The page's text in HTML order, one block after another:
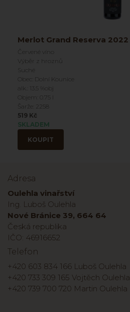
Merlot Grand Reserva 2022
Červené víno
Výběr z hroznů
Suché
Obec: Dolní Kounice
alk.: 13.5 %obj
Objem: 0.75 l
Šarže: 2258
519 Kč
SKLADEM
KOUPIT
Adresa
Oulehla vinařství
Ing. Luboš Oulehla
Nové Bránice 39, 664 64
Česká republika
IČO: 46916652
Telefon
+420 603 834 166 Luboš Oulehla
+420 733 309 165 Vojtěch Oulehla
+420 739 700 720 Martin Oulehla